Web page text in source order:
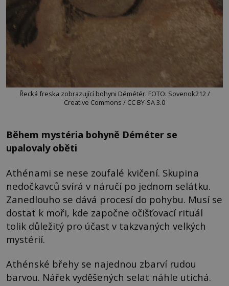
Řecká freska zobrazující bohyni Démétér. FOTO: Sovenok212 /
Creative Commons / CC BY-SA 3.0
Během mystéria bohyně Déméter se
upalovaly oběti
Athénami se nese zoufalé kvičení. Skupina
nedočkavců svírá v náručí po jednom selátku.
Zanedlouho se dává procesí do pohybu. Musí se
dostat k moři, kde započne očišťovací rituál
tolik důležitý pro účast v takzvaných velkých
mystérií.
Athénské břehy se najednou zbarví rudou
barvou. Nářek vyděšených selat náhle utichá.